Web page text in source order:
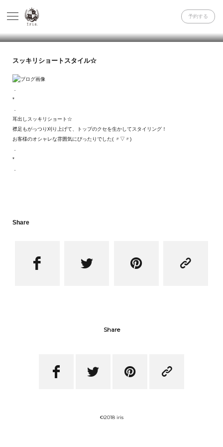
予約する
スッキリショートスタイル☆
．
*
．
耳出しスッキリショート☆
襟足もがっつり刈り上げて、トップのクセを生かしてスタイリング！
お客様のオシャレな雰囲気にぴったりでした( 〃▽〃)
．
*
．
Share
   
Share
   
©2018 iris